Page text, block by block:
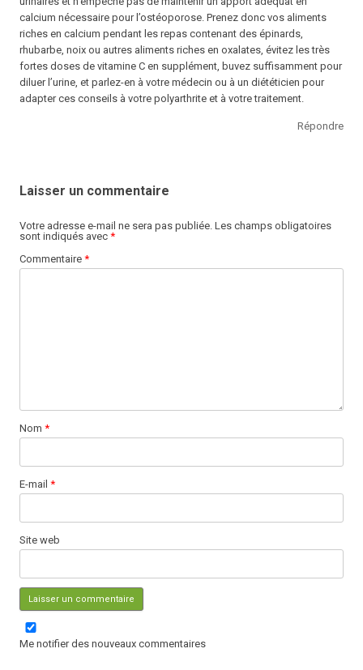
calcium nécessaire pour l’ostéoporose. Prenez donc vos aliments
riches en calcium pendant les repas contenant des épinards,
rhubarbe, noix ou autres aliments riches en oxalates, évitez les très
fortes doses de vitamine C en supplément, buvez suffisamment pour
diluer l’urine, et parlez-en à votre médecin ou à un diététicien pour
adapter ces conseils à votre polyarthrite et à votre traitement.
Répondre
Laisser un commentaire
Votre adresse e-mail ne sera pas publiée. Les champs obligatoires
sont indiqués avec *
Commentaire *
Nom *
E-mail *
Site web
Me notifier des nouveaux commentaires